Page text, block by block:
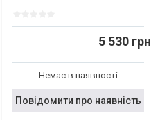
5 530 грн
Немає в наявності
Повідомити про наявність